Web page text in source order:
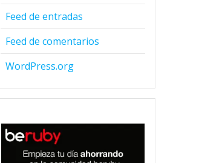
Feed de entradas
Feed de comentarios
WordPress.org